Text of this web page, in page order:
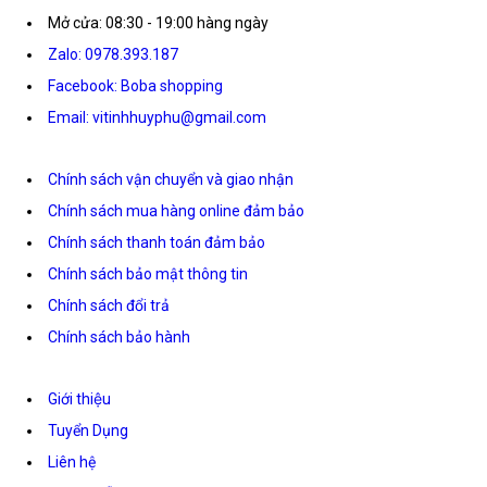
Mở cửa: 08:30 - 19:00 hàng ngày
Zalo: 0978.393.187
Facebook: Boba shopping
Email: vitinhhuyphu@gmail.com
Chính sách vận chuyển và giao nhận
Chính sách mua hàng online đảm bảo
Chính sách thanh toán đảm bảo
Chính sách bảo mật thông tin
Chính sách đổi trả
Chính sách bảo hành
Giới thiệu
Tuyển Dụng
Liên hệ